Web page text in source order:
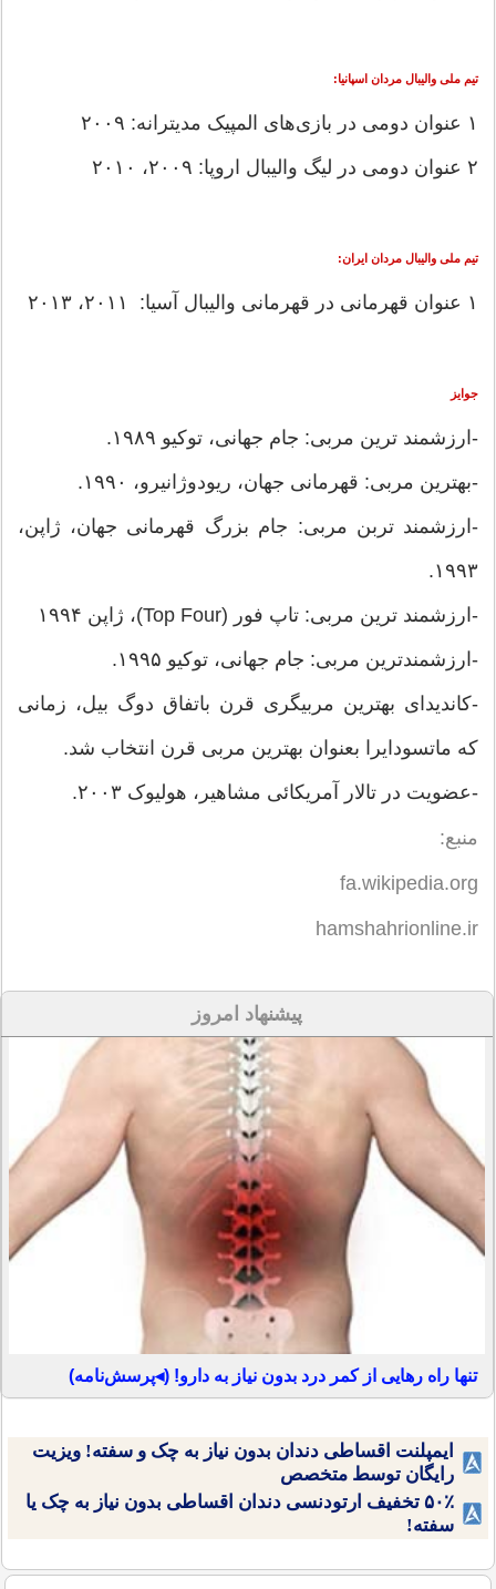
تیم ملی والیبال مردان اسپانیا:
۱ عنوان دومی در بازی‌های المپیک مدیترانه: ۲۰۰۹
۲ عنوان دومی در لیگ والیبال اروپا: ۲۰۰۹، ۲۰۱۰
تیم ملی والیبال مردان ایران:
۱ عنوان قهرمانی در قهرمانی والیبال آسیا: ۲۰۱۱، ۲۰۱۳
جوایز
-ارزشمند ترین مربی: جام جهانی، توکیو ۱۹۸۹.
-بهترین مربی: قهرمانی جهان، ریودوژانیرو، ۱۹۹۰.
-ارزشمند تربن مربی: جام بزرگ قهرمانی جهان، ژاپن،
۱۹۹۳.
-ارزشمند ترین مربی: تاپ فور (Top Four)، ژاپن ۱۹۹۴
-ارزشمندترین مربی: جام جهانی، توکیو ۱۹۹۵.
-کاندیدای بهترین مربیگری قرن باتفاق دوگ بیل، زمانی
که ماتسودایرا بعنوان بهترین مربی قرن انتخاب شد.
-عضویت در تالار آمریکائی مشاهیر، هولیوک ۲۰۰۳.
منبع:
fa.wikipedia.org
hamshahrionline.ir
پیشنهاد امروز
تنها راه رهایی از کمر درد بدون نیاز به دارو! (◂پرسش‌نامه)
ایمپلنت اقساطی دندان بدون نیاز به چک و سفته! ویزیت
رایگان توسط متخصص
۵۰٪ تخفیف ارتودنسی دندان اقساطی بدون نیاز به چک یا
سفته!